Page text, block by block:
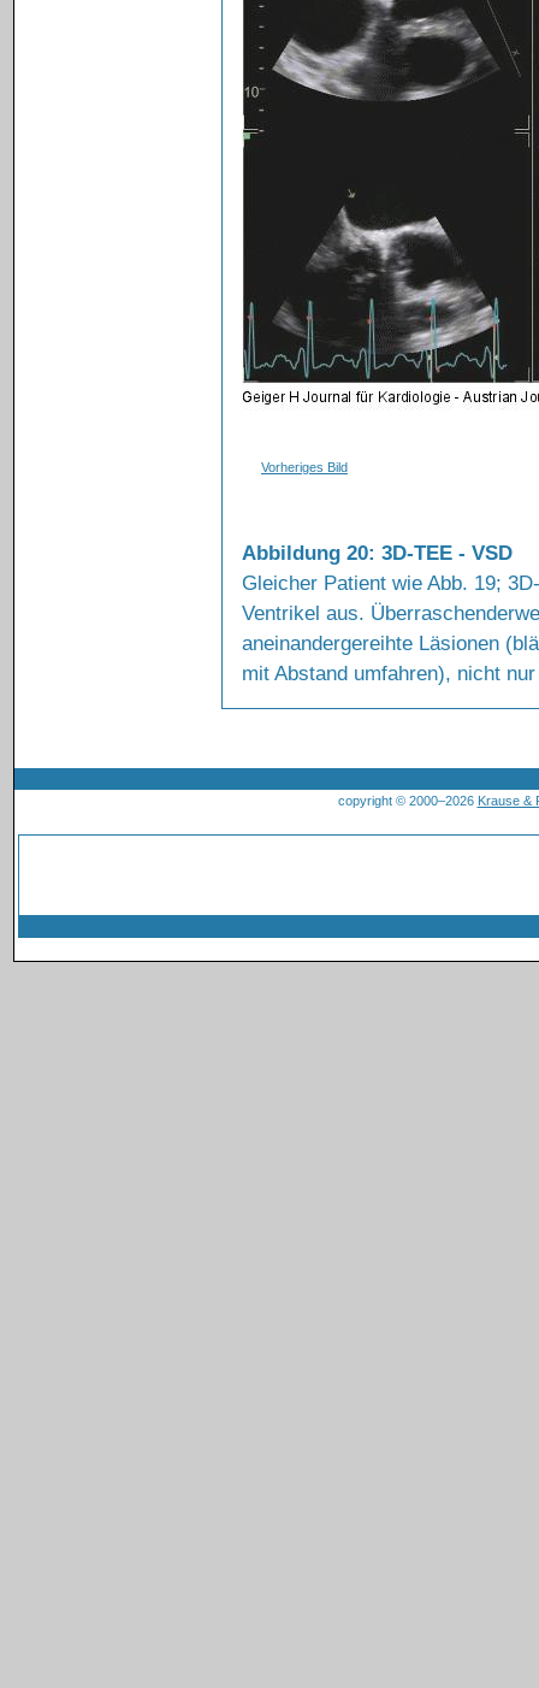
Vorheriges Bild
Abbildung 20: 3D-TEE - VSD
Gleicher Patient wie Abb. 19;
Ventrikel aus.
aneinandergereihte Läsionen
mit Abstand umfahren), nicht
copyright © 2000–2026 Krause &